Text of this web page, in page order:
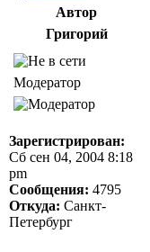
Автор
Григорий
Модератор
Зарегистрирован:
Сб сен 04, 2004 8:18
pm
Сообщения: 4795
Откуда: Санкт-
Петербург